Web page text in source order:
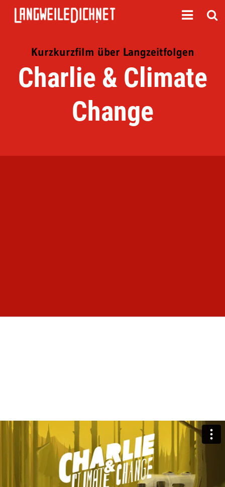
Kurzkurzfilm über Langzeitfolgen
Charlie & Climate
Change